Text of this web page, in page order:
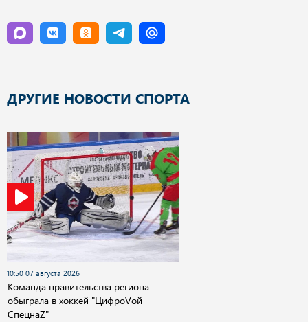
ДРУГИЕ НОВОСТИ СПОРТА
10:50 07 августа 2026
Команда правительства региона
обыграла в хоккей "ЦифроVой
СпецнаZ"